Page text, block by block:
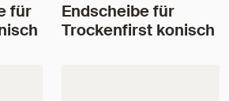
für
Endscheibe für
Trockenfirst konisch